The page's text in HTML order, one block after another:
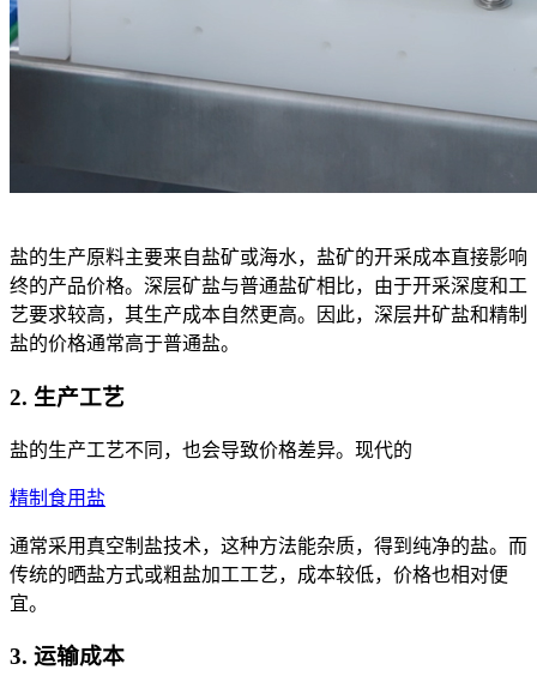
盐的生产原料主要来自盐矿或海水，盐矿的开采成本直接影响
终的产品价格。深层矿盐与普通盐矿相比，由于开采深度和工
艺要求较高，其生产成本自然更高。因此，深层井矿盐和精制
盐的价格通常高于普通盐。
2. 生产工艺
盐的生产工艺不同，也会导致价格差异。现代的
精制食用盐
通常采用真空制盐技术，这种方法能杂质，得到纯净的盐。而
传统的晒盐方式或粗盐加工工艺，成本较低，价格也相对便
宜。
3. 运输成本